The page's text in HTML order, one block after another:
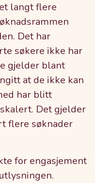
langt flere
Det har
søkere ikke har
gjelder blant
at de ikke kan
har blitt
Det gjelder
flere søknader
for engasjement